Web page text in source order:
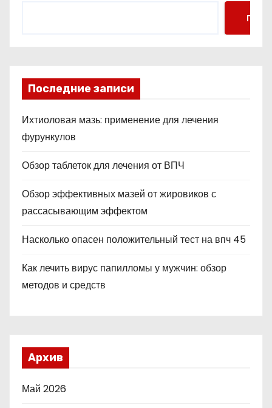
Поиск
Последние записи
Ихтиоловая мазь: применение для лечения
фурункулов
Обзор таблеток для лечения от ВПЧ
Обзор эффективных мазей от жировиков с
рассасывающим эффектом
Насколько опасен положительный тест на впч 45
Как лечить вирус папилломы у мужчин: обзор
методов и средств
Архив
Май 2026